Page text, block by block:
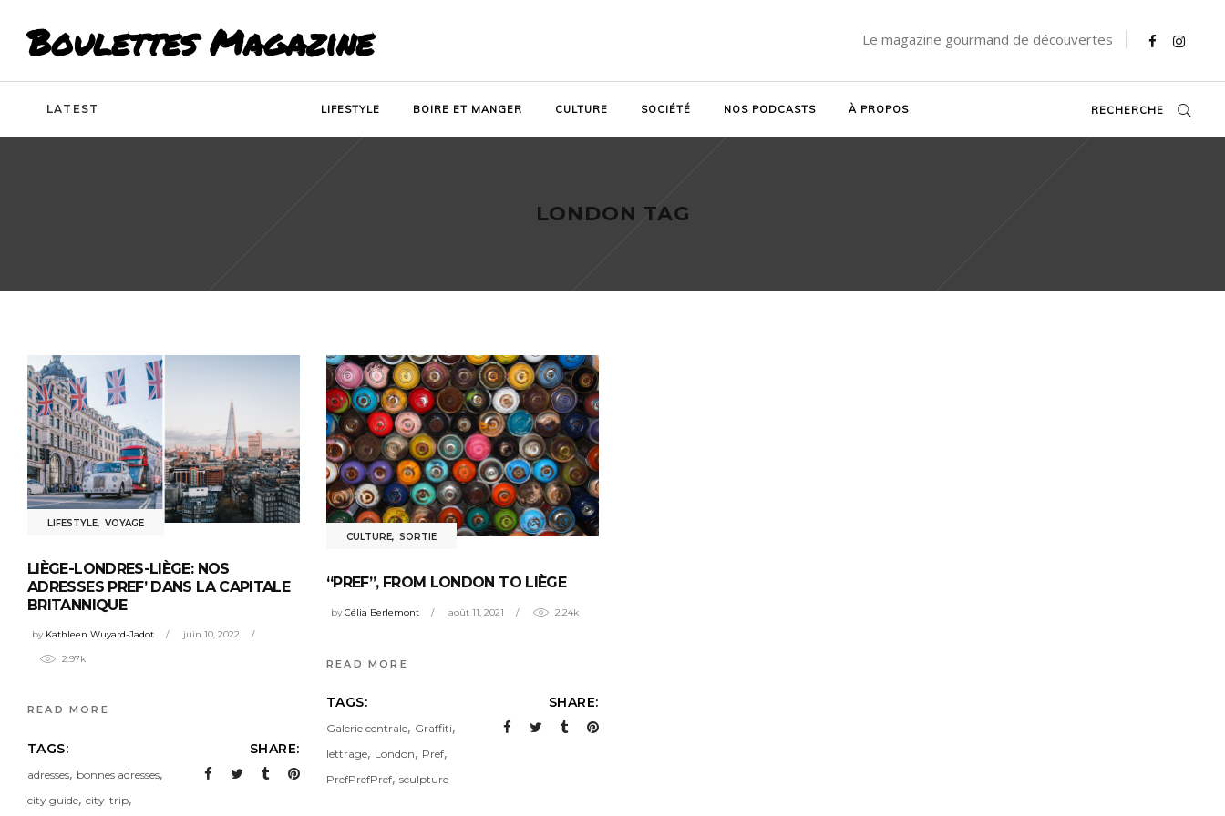
Boulettes Magazine Le magazine gourmand de découvertes
LATEST LIFESTYLE BOIRE ET MANGER CULTURE SOCIÉTÉ NOS PODCASTS À PROPOS RECHERCHE
LONDON TAG
LIFESTYLE, VOYAGE
LIÈGE-LONDRES-LIÈGE: NOS
ADRESSES PREF’ DANS LA CAPITALE
BRITANNIQUE
by Kathleen Wuyard-Jadot juin 10, 2022
2.97k
READ MORE
TAGS:
adresses, bonnes adresses,
city guide, city-trip,
SHARE:
CULTURE, SORTIE
“PREF”, FROM LONDON TO LIÈGE
byCélia Berlemont août 11, 2021 2.24k
READ MORE
TAGS:
Galerie centrale, Graffiti,
lettrage, London, Pref,
PrefPrefPref, sculpture
SHARE: